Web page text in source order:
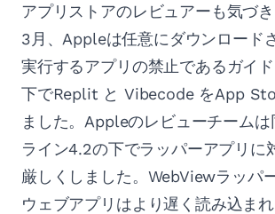
アプリストアのレビュアーも気づ
3月、Appleは任意にダウンロード
実行するアプリの禁止であるガイ
下でReplit と Vibecode をApp
ました。Appleのレビューチームは
ライン4.2の下でラッパーアプリに
厳しくしました。WebViewラッパ
ウェブアプリはより遅く読み込ま